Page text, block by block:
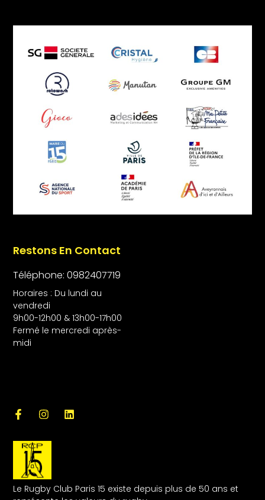
Le Rugby Club Paris 15 existe depuis plus de 50 ans et
Restons En Contact
Téléphone: 0982407719
Horaires : Du lundi au
vendredi
9h00-12h00 & 13h00-17h00
Fermé le mercredi après-
midi